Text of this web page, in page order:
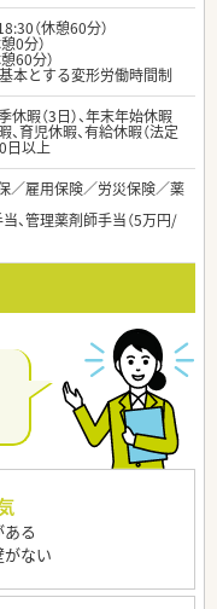
（休憩60分）
0分）
60分）
本とする変形労働時間制
休暇（3日）、年末年始休暇
、育児休暇、有給休暇（法定
日以上
／雇用保険／労災保険／薬
、管理薬剤師手当（5万円/
る
ない